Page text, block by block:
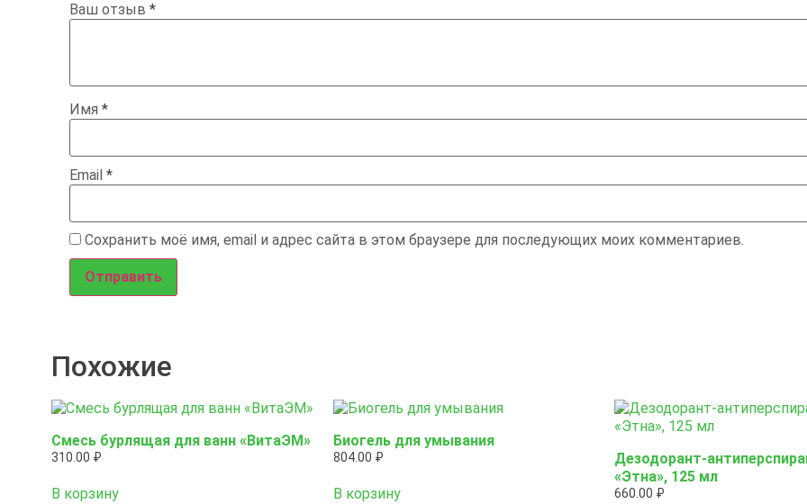
Ваш отзыв *
Имя *
Email *
Сохранить моё имя, email и адрес сайта в этом браузере для последующих моих комментариев.
Похожие
Смесь бурлящая для ванн «ВитаЭМ»
310.00 ₽
В корзину
Биогель для умывания
804.00 ₽
В корзину
Дезодорант-
«Этна», 125 мл
660.00 ₽